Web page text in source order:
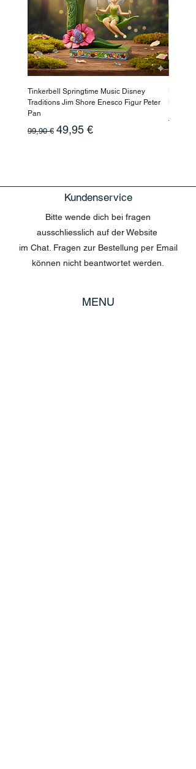
Tinkerbell Springtime Music Disney
Traditions Jim Shore Enesco Figur Peter
Pan
Standardpreis
99,90 € Sale-Preis
49,95 €
10,90 €
Kundenservice
Bitte wende dich bei fragen
ausschliesslich auf der Website
im Chat. Fragen zur Bestellung per Email
können nicht beantwortet werden.
MENU